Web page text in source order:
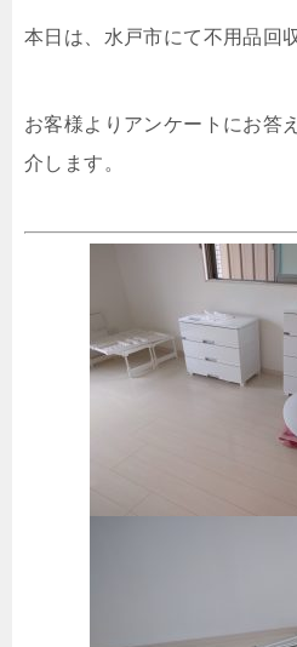
本日は、水戸市にて不用品回
お客様よりアンケートにお答
介します。